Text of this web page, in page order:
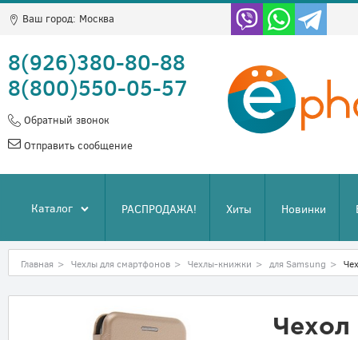
Ваш город: Москва
8(926)380-80-88
8(800)550-05-57
Обратный звонок
Отправить сообщение
Каталог РАСПРОДАЖА! Хиты Новинки
Главная > Чехлы для смартфонов > Чехлы-книжки > для Samsung >
Чехол